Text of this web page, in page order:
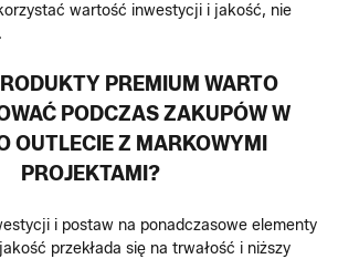
wartość inwestycji i jakość, nie
PREMIUM WARTO
PODCZAS ZAKUPÓW W
OUTLECIE Z MARKOWYMI
PROJEKTAMI?
i postaw na ponadczasowe elementy
przekłada się na trwałość i niższy